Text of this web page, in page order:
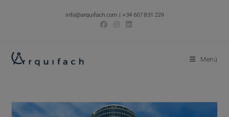
info@arquifach.com | +34 607 831 229
Menú